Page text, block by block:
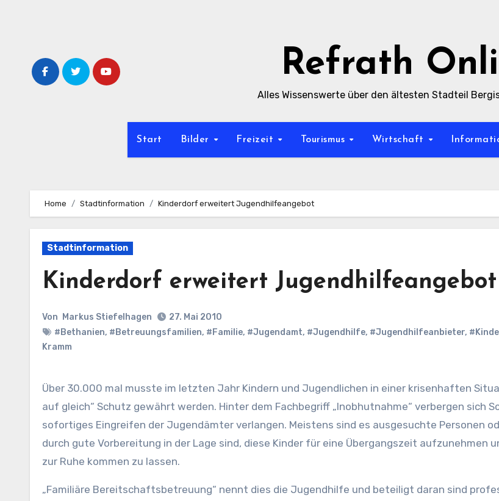
Refrath
Alles Wissenswerte über den ältesten Stadteil
Start Bilder Freizeit Tourismus Wirtschaft
Home Stadtinformation Kinderdorf erweitert Jugendhilfeangebot
Stadtinformation
Kinderdorf erweitert Jugendhilfeangebot
Von Markus Stiefelhagen
27. Mai 2010
#Bethanien, #Betreuungsfamilien, #Familie, #Jugendamt, #Jugendhilfe, #Jugendhilfeanbieter,
Kramm
Über 30.000 mal musste im letzten Jahr Kindern und Jugendlichen in einer krisenhaften Situation von „jetzt
auf gleich“ Schutz gewährt werden. Hinter dem Fachbegriff „Inobhutnahme“ verbergen sich
sofortiges Eingreifen der Jugendämter verlangen. Meistens sind es ausgesuchte Personen
durch gute Vorbereitung in der Lage sind, diese Kinder für eine Übergangszeit aufzunehmen
zur Ruhe kommen zu lassen.
„Familiäre Bereitschaftsbetreuung“ nennt dies die Jugendhilfe und beteiligt daran sind